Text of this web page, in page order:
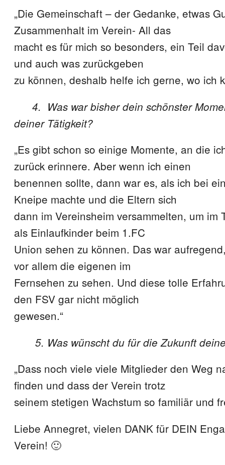
„Die Gemeinschaft – der Gedanke, etwas
Zusammenhalt im Verein- All das
macht es für mich so besonders, ein Teil
und auch was zurückgeben
zu können, deshalb helfe ich gerne, wo ich
4. Was war bisher dein schönster
deiner Tätigkeit?
„Es gibt schon so einige Momente, an die
zurück erinnere. Aber wenn ich einen
benennen sollte, dann war es, als ich bei
Kneipe machte und die Eltern sich
dann im Vereinsheim versammelten, um im
als Einlaufkinder beim 1.FC
Union sehen zu können. Das war
vor allem die eigenen im
Fernsehen zu sehen. Und diese tolle
den FSV gar nicht möglich
gewesen.“
5. Was wünscht du für die Zukunft
„Dass noch viele viele Mitglieder den Weg
finden und dass der Verein trotz
seinem stetigen Wachstum so familiär und
Liebe Annegret, vielen DANK für DEIN
Verein! 🙂